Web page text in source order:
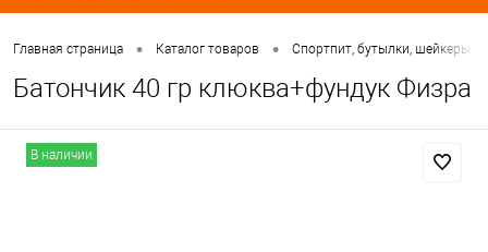
Главная страница • Каталог товаров • Спортпит, бутылки, шейкеры
Батончик 40 гр клюква+фундук Физра
В наличии